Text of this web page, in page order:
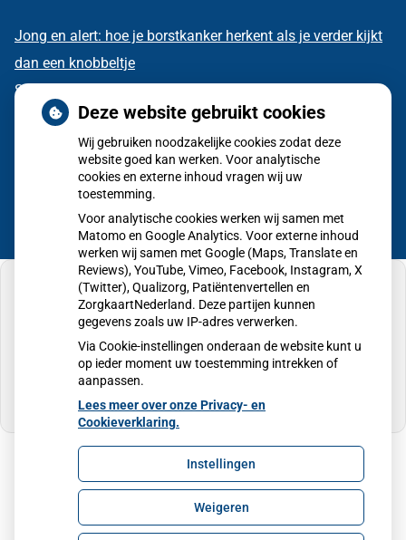
Jong en alert: hoe je borstkanker herkent als je verder kijkt
dan een knobbeltje
Sinds huisartsen afslankmedicijnen mogen voorschrijven,
neemt gebruik toe
Eigen risico gaat onder toekomstig kabinet omhoog
U heeft geen toestemming gegeven voor
externe inhoud die nodig is om dit te zien.
Cookie-instellingen wijzigen
Uw Zorg Online
Deze website gebruikt cookies
Wij gebruiken noodzakelijke cookies zodat deze
website goed kan werken. Voor analytische
cookies en externe inhoud vragen wij uw
toestemming.
Voor analytische cookies werken wij samen met
Matomo en Google Analytics. Voor externe inhoud
werken wij samen met Google (Maps, Translate en
Reviews), YouTube, Vimeo, Facebook, Instagram, X
(Twitter), Qualizorg, Patiëntenvertellen en
ZorgkaartNederland. Deze partijen kunnen
gegevens zoals uw IP-adres verwerken.
Via Cookie-instellingen onderaan de website kunt u
op ieder moment uw toestemming intrekken of
aanpassen.
Lees meer over onze Privacy- en
Cookieverklaring.
Instellingen
Weigeren